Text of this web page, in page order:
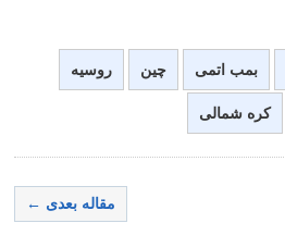
بمب اتمی چین روسیه
کره شمالی
مقاله بعدی ←